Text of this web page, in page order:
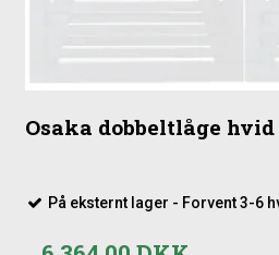
Osaka dobbeltlåge hvid
På eksternt lager - Forvent 3-6